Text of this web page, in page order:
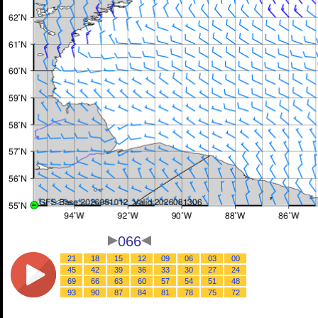
066
00
03
06
09
12
15
18
21
24
27
30
33
36
39
42
45
48
51
54
57
60
63
66
69
72
75
78
81
84
87
90
93